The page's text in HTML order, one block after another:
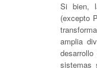
Si bien,
(excepto
amplia
sistemas